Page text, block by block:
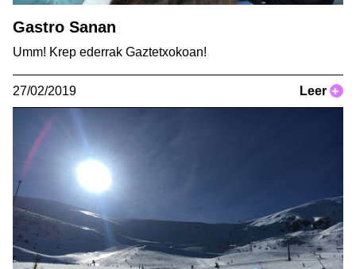
Gastro Sanan
Umm! Krep ederrak Gaztetxokoan!
27/02/2019 Leer +